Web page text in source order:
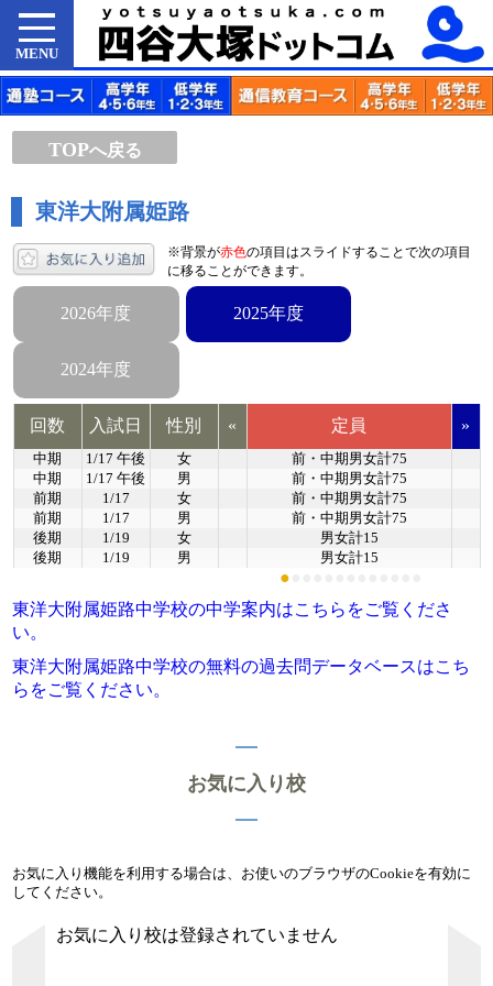
MENU
TOPへ戻る
東洋大附属姫路
※背景が赤色の項目はスライドすることで次の項目
に移ることができます。
2026年度 2025年度
2024年度
回数 入試日 性別 « 定員 »
中期 1/17 午後 女
前・中期男女計75
中期
1/17 午後 男
前・中期男女計75
前期
1/17 女
前・中期男女計75
前期
1/17 男
前・中期男女計75
後期
1/19 女
男女計15
後期
1/19 男 男女計15
●
東洋大附属姫路中学校の中学案内はこちらをご覧くださ
い。
東洋大附属姫路中学校の無料の過去問データベースはこち
らをご覧ください。
お気に入り校
お気に入り機能を利用する場合は、お使いのブラウザのCookieを有効に
してください。
お気に入り校は登録されていません